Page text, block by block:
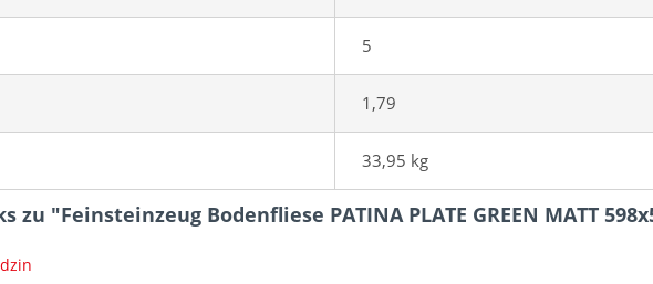
5
1,79
33,95 kg
"Feinsteinzeug Bodenfliese PATINA PLATE GREEN MATT